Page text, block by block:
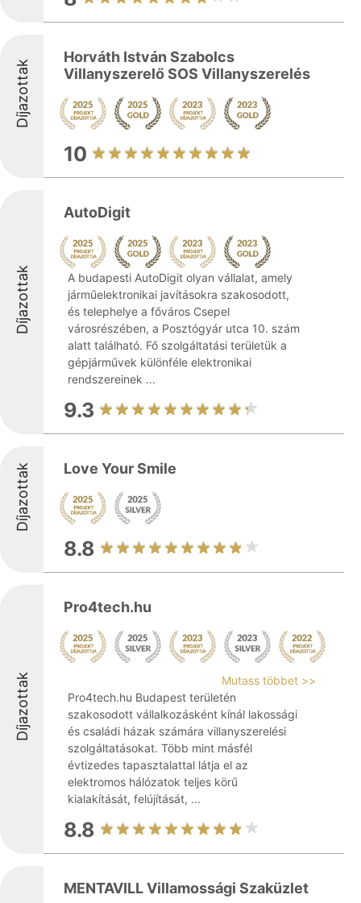
Díjazottak
Horváth István Szabolcs
Villanyszerelő SOS Villanyszerelés
10
Díjazottak
AutoDigit
A budapesti AutoDigit olyan vállalat, amely
járműelektronikai javításokra szakosodott,
és telephelye a főváros Csepel
városrészében, a Posztógyár utca 10. szám
alatt található. Fő szolgáltatási területük a
gépjárművek különféle elektronikai
rendszereinek ...
9.3
Díjazottak Love Your Smile
8.8
Díjazottak
Pro4tech.hu
Mutass többet >>
Pro4tech.hu Budapest területén
szakosodott vállalkozásként kínál lakossági
és családi házak számára villanyszerelési
szolgáltatásokat. Több mint másfél
évtizedes tapasztalattal látja el az
elektromos hálózatok teljes körű
kialakítását, felújítását, ...
8.8
MENTAVILL Villamossági Szaküzlet